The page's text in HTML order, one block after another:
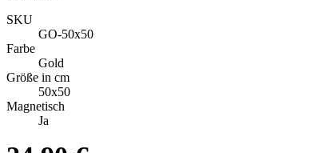
SKU
GO-50x50
Farbe
Gold
Größe in cm
50x50
Magnetisch
Ja